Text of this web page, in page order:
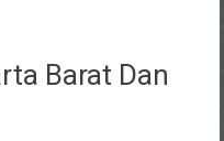
Barat Dan